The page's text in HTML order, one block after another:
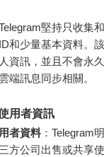
Telegram堅持只收集
和少量基本資料。
資訊，並且不會永
端訊息同步相關。
用者資訊
者資料 ：Telegram
方公司出售或共享